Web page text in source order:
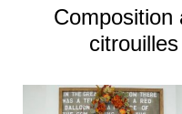
Composition